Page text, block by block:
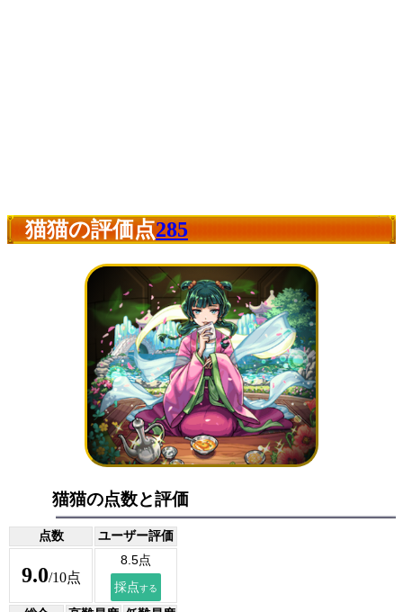
猫猫の評価点285
猫猫の点数と評価
点数 ユーザー評価
9.0/10点